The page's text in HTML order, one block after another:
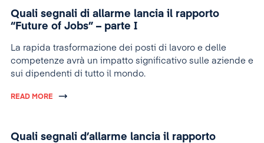
Quali segnali di allarme lancia il rapporto
“Future of Jobs” – parte I
La rapida trasformazione dei posti di lavoro e delle
competenze avrà un impatto significativo sulle aziende e
sui dipendenti di tutto il mondo.
READ MORE
Quali segnali d’allarme lancia il rapporto